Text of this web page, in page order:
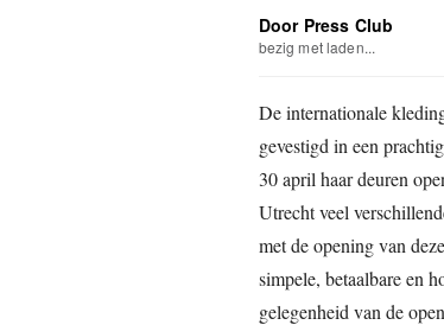
Door Press Club
bezig met laden...
De internationale
gevestigd in een
30 april haar deuren
Utrecht veel
met de opening van
simpele, betaalbare en
gelegenheid van de